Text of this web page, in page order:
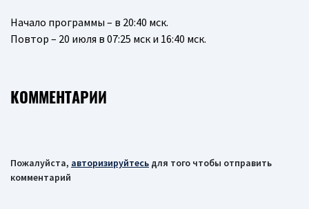
Начало программы – в 20:40 мск.
Повтор – 20 июля в 07:25 мск и 16:40 мск.
КОММЕНТАРИИ
Пожалуйста, авторизируйтесь для того чтобы отправить
комментарий